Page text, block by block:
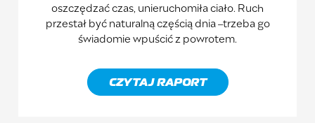
oszczędzać czas, unieruchomiła ciało. Ruch
przestał być naturalną częścią dnia –trzeba go
świadomie wpuścić z powrotem.
CZYTAJ RAPORT